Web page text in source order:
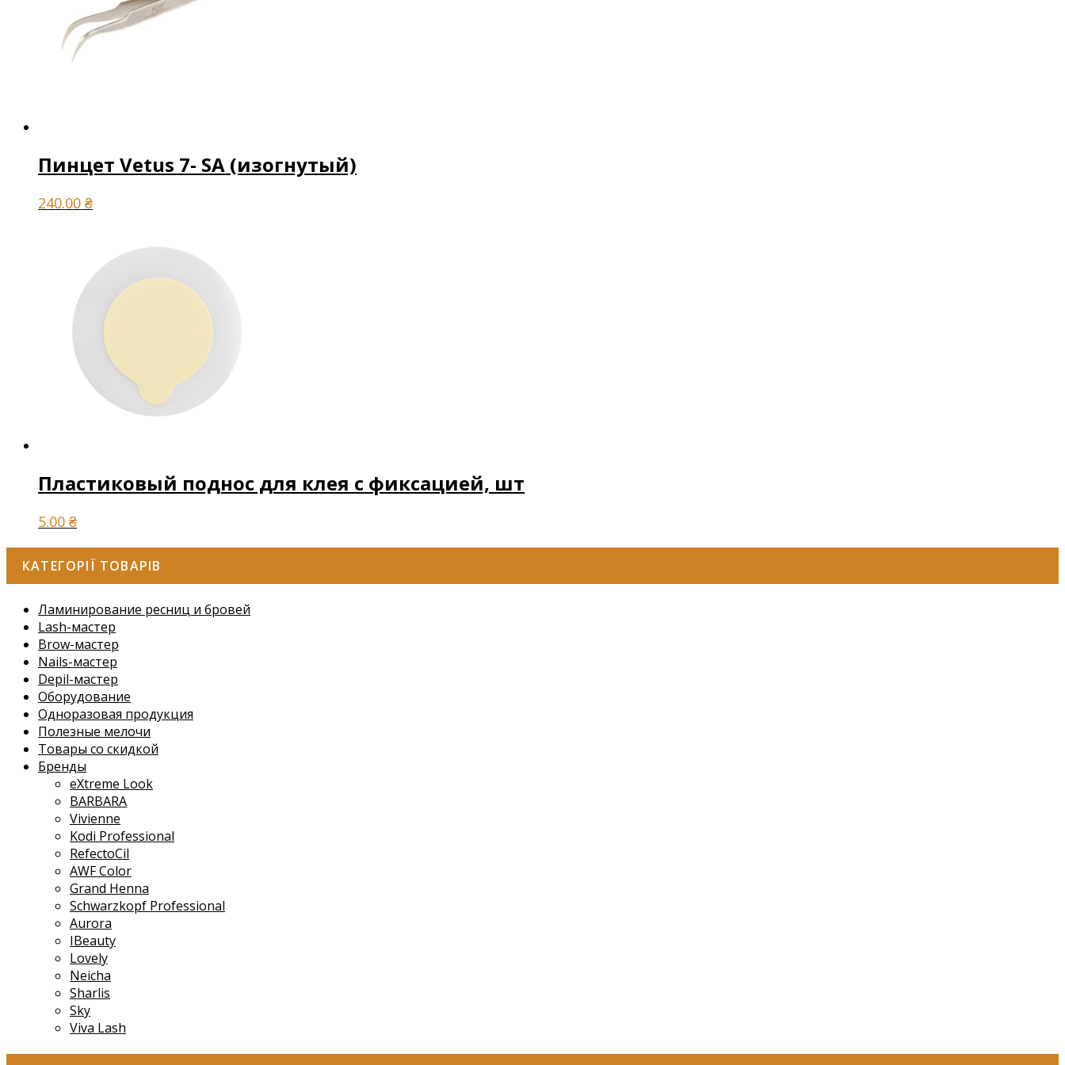
Пинцет Vetus 7- SA (изогнутый)
240.00 ₴
Пластиковый поднос для клея с фиксацией, шт
5.00 ₴
КАТЕГОРІЇ ТОВАРІВ
Ламинирование ресниц и бровей
Lash-мастер
Brow-мастер
Nails-мастер
Depil-мастер
Оборудование
Одноразовая продукция
Полезные мелочи
Товары со скидкой
Бренды
eXtreme Look
BARBARA
Vivienne
Kodi Professional
RefectoCil
AWF Color
Grand Henna
Schwarzkopf Professional
Aurora
IBeauty
Lovely
Neicha
Sharlis
Sky
Viva Lash